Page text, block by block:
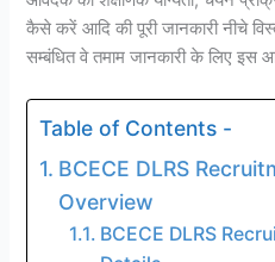
कैसे करें आदि की पूरी जानकारी नीचे
सम्बंधित वे तमाम जानकारी के लिए इस
Table of Contents -
BCECE DLRS
Overview
BCECE DLRS